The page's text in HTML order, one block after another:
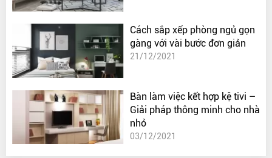
Cách sắp xếp phòng ngủ gọn
gàng với vài bước đơn giản
21/12/2021
Bàn làm việc kết hợp kệ tivi –
Giải pháp thông minh cho nhà
nhỏ
03/12/2021